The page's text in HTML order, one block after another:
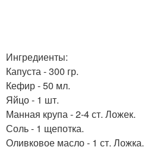
Ингредиенты:
Капуста - 300 гр.
Кефир - 50 мл.
Яйцо - 1 шт.
Манная крупа - 2-4 ст. Ложек.
Соль - 1 щепотка.
Оливковое масло - 1 ст. Ложка.